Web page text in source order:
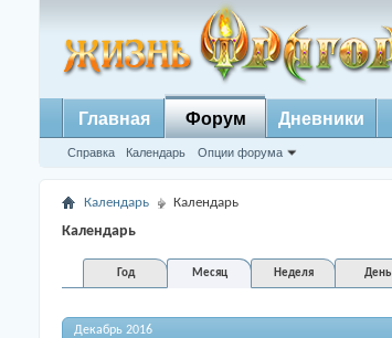
Главная Форум
Справка Календарь Опции форума
Дневники
Календарь Календарь
Календарь
Год
Месяц Неделя День
Декабрь 2016